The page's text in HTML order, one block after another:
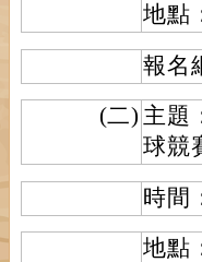
地點
報名
(二) 主題
球競
時間
地點